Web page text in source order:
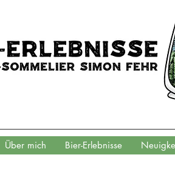
Über mich Bier-Erlebnisse